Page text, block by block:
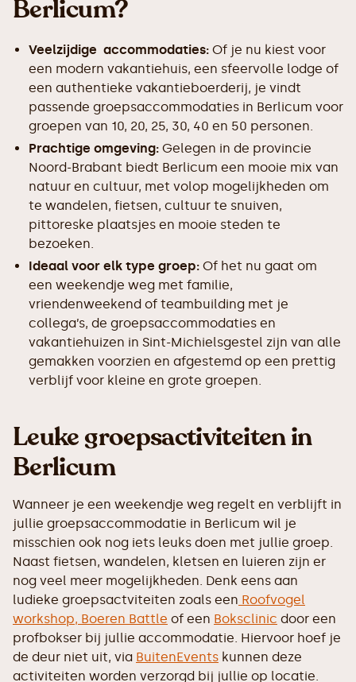
Berlicum?
Veelzijdige accommodaties: Of je nu kiest voor
een modern vakantiehuis, een sfeervolle lodge of
een authentieke vakantieboerderij, je vindt
passende groepsaccommodaties in Berlicum voor
groepen van 10, 20, 25, 30, 40 en 50 personen.
Prachtige omgeving: Gelegen in de provincie
Noord-Brabant biedt Berlicum een mooie mix van
natuur en cultuur, met volop mogelijkheden om
te wandelen, fietsen, cultuur te snuiven,
pittoreske plaatsjes en mooie steden te
bezoeken.
Ideaal voor elk type groep: Of het nu gaat om
een weekendje weg met familie,
vriendenweekend of teambuilding met je
collega’s, de groepsaccommodaties en
vakantiehuizen in Sint-Michielsgestel zijn van alle
gemakken voorzien en afgestemd op een prettig
verblijf voor kleine en grote groepen.
Leuke groepsactiviteiten in
Berlicum
Wanneer je een weekendje weg regelt en verblijft in
jullie groepsaccommodatie in Berlicum wil je
misschien ook nog iets leuks doen met jullie groep.
Naast fietsen, wandelen, kletsen en luieren zijn er
nog veel meer mogelijkheden. Denk eens aan
ludieke groepsactviteiten zoals een Roofvogel
workshop, Boeren Battle of een Boksclinic door een
profbokser bij jullie accommodatie. Hiervoor hoef je
de deur niet uit, via BuitenEvents kunnen deze
activiteiten worden verzorgd bij jullie op locatie.